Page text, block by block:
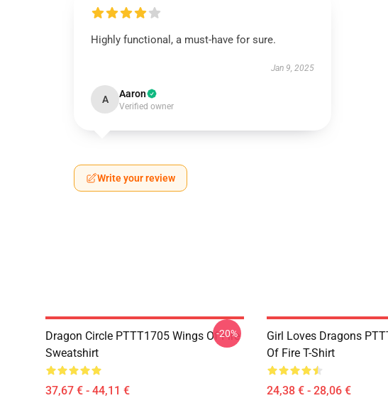
Highly functional, a must-have for sure.
Jan 9, 2025
A Aaron
Verified owner
Write your review
Dragon Circle PTTT1705 Wings Of Fire
Sweatshirt
37,67 € - 44,11 €
-20%
Girl Loves Dragons
Of Fire T-Shirt
24,38 € - 28,06 €